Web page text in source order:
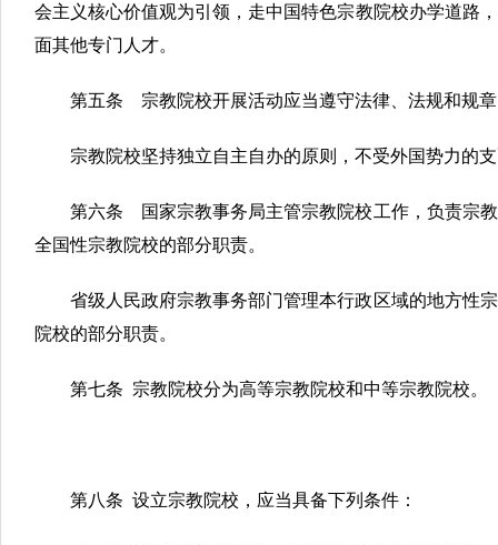
会主义核心价值观为引领，走中国特色宗教院校办学道路
面其他专门人才。
第五条 宗教院校开展活动应当遵守法律、法规和规
宗教院校坚持独立自主自办的原则，不受外国势力的
第六条 国家宗教事务局主管宗教院校工作，负责宗
全国性宗教院校的部分职责。
省级人民政府宗教事务部门管理本行政区域的地方性
院校的部分职责。
第七条 宗教院校分为高等宗教院校和中等宗教院校。
第八条 设立宗教院校，应当具备下列条件：